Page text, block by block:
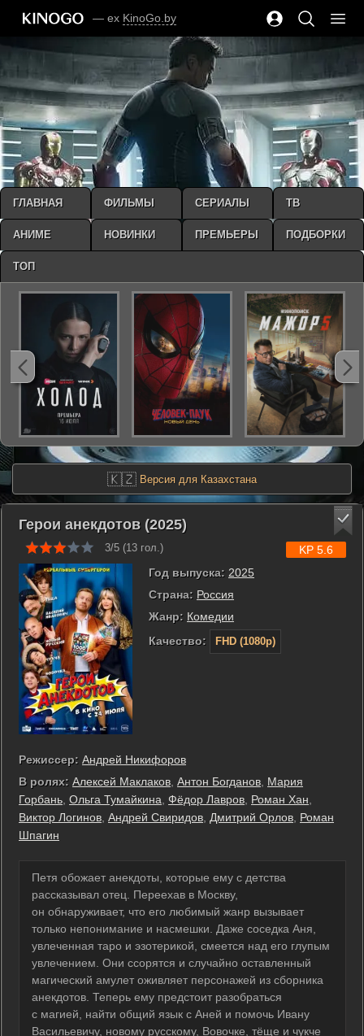
— ex KinoGo.by
🇰🇿 Версия для Казахстана
Герои анекдотов (2025)
3/5 (13 гол.)
Год выпуска: 2025
Страна: Россия
Жанр: Комедии
Качество:
FHD (1080p)
KP 5.6
Режиссер: Андрей Никифоров
В ролях: Алексей Маклаков Антон Богданов Мария
Горбань Ольга Тумайкина Фёдор Лавров Роман Хан
Виктор Логинов Андрей Свиридов Дмитрий Орлов Роман
Шпагин
Петя обожает анекдоты, которые ему с детства
рассказывал отец. Переехав в Москву,
он обнаруживает, что его любимый жанр вызывает
только непонимание и насмешки. Даже соседка Аня,
увлеченная таро и эзотерикой, смеется над его глупым
увлечением. Они ссорятся и случайно оставленный
магический амулет оживляет персонажей из сборника
анекдотов. Теперь ему предстоит разобраться
с магией, найти общий язык с Аней и помочь Ивану
Васильевичу, новому русскому, Вовочке, тёще и чукче
ГЛАВНАЯ ФИЛЬМЫ СЕРИАЛЫ ТВ
АНИМЕ НОВИНКИ ПРЕМЬЕРЫ ПОДБОРКИ
ТОП